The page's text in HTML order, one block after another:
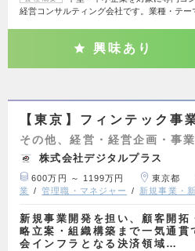
経営コンサルティング会社です。業種・テ
興味あり
【東京】フィンテック
その他、経営・経営企画・事
株式会社デジタルプラス
600万円 ～ 1199万円 東京都
業
管理職・マネジャー 新規事業・
新規事業開発を担い、顧客開拓
略立案・組織構築まで一気通貫
会インフラとなる決済領域…